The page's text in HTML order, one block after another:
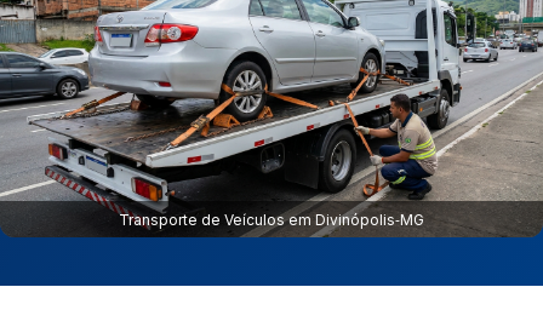
Transporte de Veículos em Divinópolis‑MG